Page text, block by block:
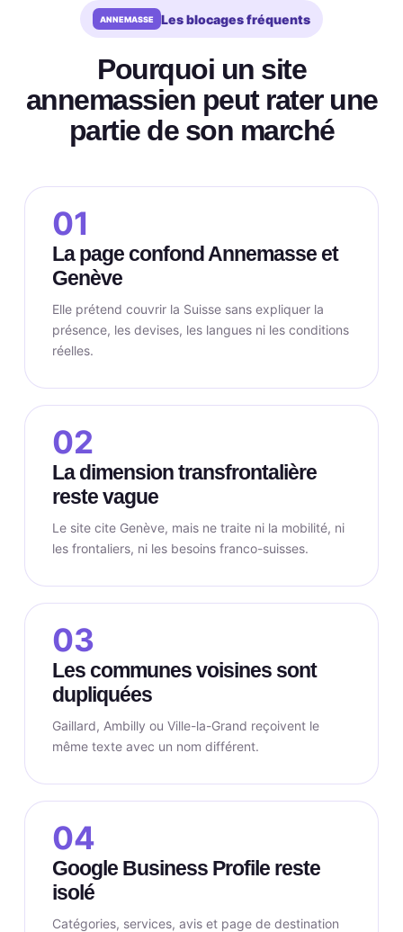
Les blocages fréquents
Pourquoi un site
annemassien peut rater une
partie de son marché
01
La page confond Annemasse et
Genève
Elle prétend couvrir la Suisse sans expliquer la
présence, les devises, les langues ni les conditions
réelles.
02
La dimension transfrontalière
reste vague
Le site cite Genève, mais ne traite ni la mobilité, ni
les frontaliers, ni les besoins franco-suisses.
03
Les communes voisines sont
dupliquées
Gaillard, Ambilly ou Ville-la-Grand reçoivent le
même texte avec un nom différent.
04
Google Business Profile reste
isolé
Catégories, services, avis et page de destination